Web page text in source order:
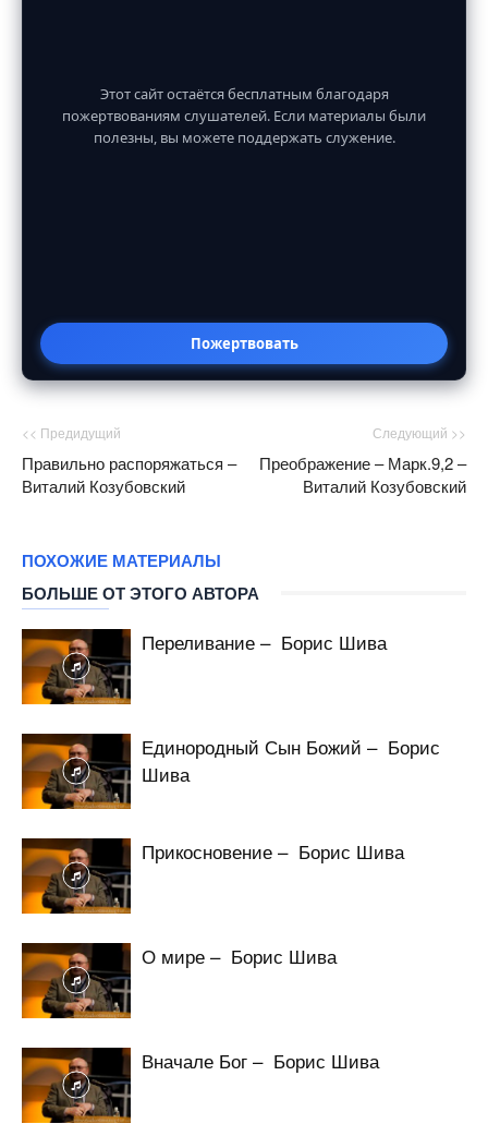
Этот сайт остаётся бесплатным благодаря
пожертвованиям слушателей. Если материалы были
полезны, вы можете поддержать служение.
Пожертвовать
<< Предидущий
Правильно распоряжаться –
Виталий Козубовский
Следующий >>
Преображение – Марк.9,2 –
Виталий Козубовский
ПОХОЖИЕ МАТЕРИАЛЫ
БОЛЬШЕ ОТ ЭТОГО АВТОРА
Переливание – Борис Шива
Единородный Сын Божий – Борис
Шива
Прикосновение – Борис Шива
О мире – Борис Шива
Вначале Бог – Борис Шива